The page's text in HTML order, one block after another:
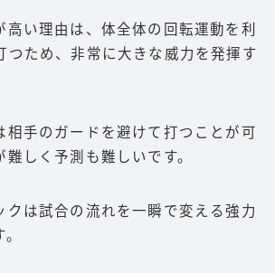
高い理由は、体全体の回転運動を利
つため、非常に大きな威力を発揮す
相手のガードを避けて打つことが可
しく予測も難しいです。
クは試合の流れを一瞬で変える強力